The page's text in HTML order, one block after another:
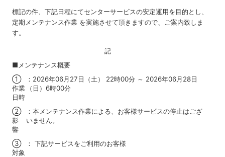
標記の件、下記日程にてセンターサービスの安定運用を目的とし、
定期メンテナンス作業 を実施させて頂きますので、ご案内致しま
す。
記
■メンテナンス概要
①
作業
日時
：2026年06月27日（土） 22時00分 ～ 2026年06月28日
（日）6時00分
②
影
響
：本メンテナンス作業による、お客様サービスの停止はござ
いません。
③
対象
： 下記サービスをご利用のお客様